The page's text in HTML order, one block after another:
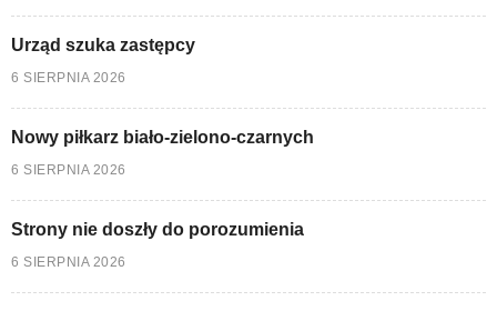
Urząd szuka zastępcy
6 SIERPNIA 2026
Nowy piłkarz biało-zielono-czarnych
6 SIERPNIA 2026
Strony nie doszły do porozumienia
6 SIERPNIA 2026